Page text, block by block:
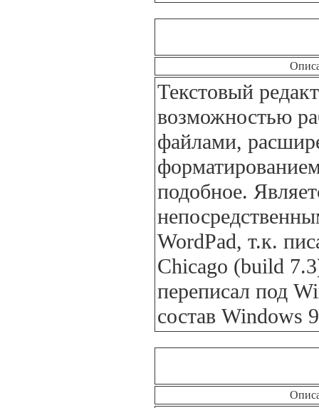
Текстовый
возможностью
файлами,
подобное.
WordPad, т.к.
Chicago (build
переписал под
состав Windows